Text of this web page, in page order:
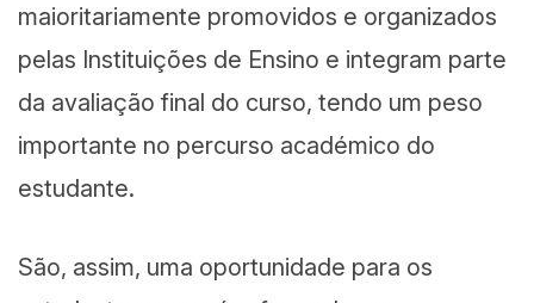
maioritariamente promovidos e organizados
pelas Instituições de Ensino e integram parte
da avaliação final do curso, tendo um peso
importante no percurso académico do
estudante.
São, assim, uma oportunidade para os